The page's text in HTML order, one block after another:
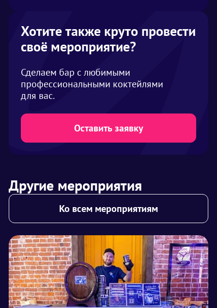
Хотите также круто провести
своё мероприятие?
Сделаем бар с любимыми
профессиональными коктейлями
для вас.
Оставить заявку
Другие мероприятия
Ко всем мероприятиям